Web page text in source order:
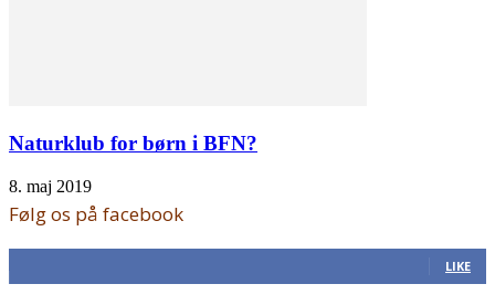
Naturklub for børn i BFN?
8. maj 2019
Følg os på facebook
LIKE